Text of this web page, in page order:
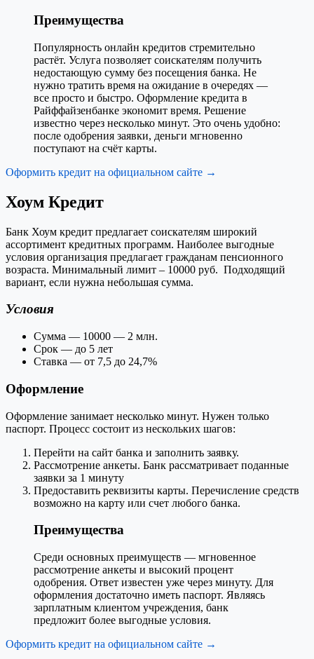
Преимущества
Популярность онлайн кредитов стремительно
растёт. Услуга позволяет соискателям получить
недостающую сумму без посещения банка. Не
нужно тратить время на ожидание в очередях —
все просто и быстро. Оформление кредита в
Райффайзенбанке экономит время. Решение
известно через несколько минут. Это очень удобно:
после одобрения заявки, деньги мгновенно
поступают на счёт карты.
Оформить кредит на официальном сайте →
Хоум Кредит
Банк Хоум кредит предлагает соискателям широкий
ассортимент кредитных программ. Наиболее выгодные
условия организация предлагает гражданам пенсионного
возраста. Минимальный лимит – 10000 руб. Подходящий
вариант, если нужна небольшая сумма.
Условия
Сумма — 10000 — 2 млн.
Срок — до 5 лет
Ставка — от 7,5 до 24,7%
Оформление
Оформление занимает несколько минут. Нужен только
паспорт. Процесс состоит из нескольких шагов:
Перейти на сайт банка и заполнить заявку.
Рассмотрение анкеты. Банк рассматривает поданные
заявки за 1 минуту
Предоставить реквизиты карты. Перечисление средств
возможно на карту или счет любого банка.
Преимущества
Среди основных преимуществ — мгновенное
рассмотрение анкеты и высокий процент
одобрения. Ответ известен уже через минуту. Для
оформления достаточно иметь паспорт. Являясь
зарплатным клиентом учреждения, банк
предложит более выгодные условия.
Оформить кредит на официальном сайте →